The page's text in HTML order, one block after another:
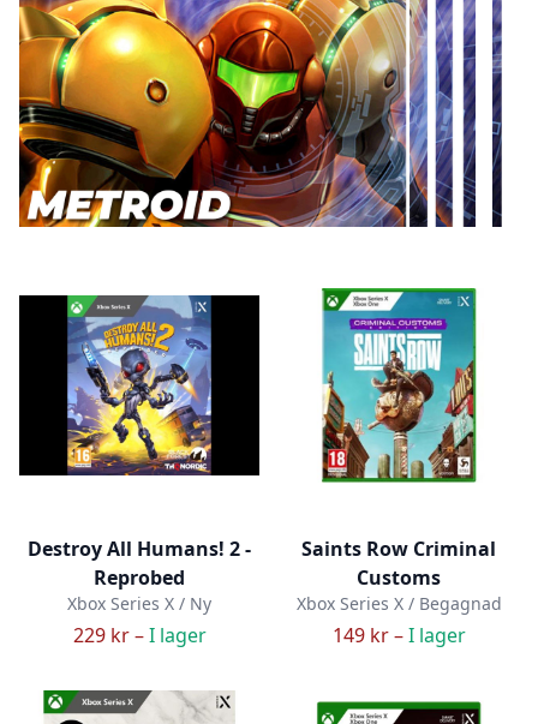
Destroy All Humans! 2 -
Reprobed
Xbox Series X / Ny
229 kr –I lager
Saints Row Criminal
Customs
Xbox Series X / Begagnad
149 kr –I lager